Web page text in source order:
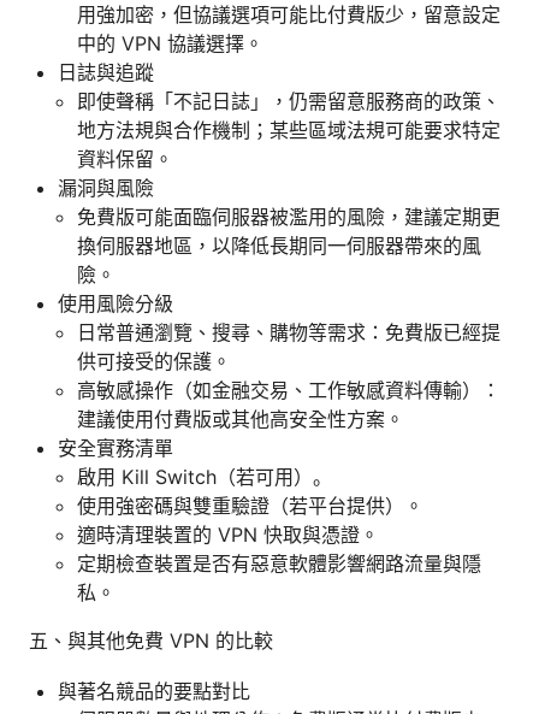
用強加密，但協議選項可能比付費版少，留意設定
中的 VPN 協議選擇。
日誌與追蹤
即使聲稱「不記日誌」，仍需留意服務商的政策、
地方法規與合作機制；某些區域法規可能要求特定
資料保留。
漏洞與風險
免費版可能面臨伺服器被濫用的風險，建議定期更
換伺服器地區，以降低長期同一伺服器帶來的風
險。
使用風險分級
日常普通瀏覽、搜尋、購物等需求：免費版已經提
供可接受的保護。
高敏感操作（如金融交易、工作敏感資料傳輸）：
建議使用付費版或其他高安全性方案。
安全實務清單
啟用 Kill Switch（若可用）。
使用強密碼與雙重驗證（若平台提供）。
適時清理裝置的 VPN 快取與憑證。
定期檢查裝置是否有惡意軟體影響網路流量與隱
私。
五、與其他免費 VPN 的比較
與著名競品的要點對比